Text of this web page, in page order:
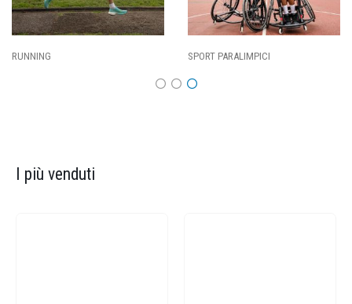
CALCIO
I più venduti